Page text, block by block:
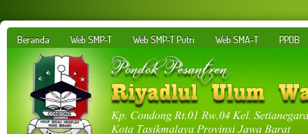
Beranda Web SMP-T Web SMP-T Putri Web SMA-T PPDB